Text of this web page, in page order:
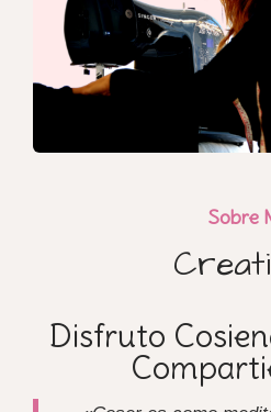
Sobre
Disfruto